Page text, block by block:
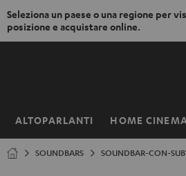
Seleziona un paese o una regione per
posizione e acquistare online.
ALTOPARLANTI HOME
Pagina
SOUNDBARS SOUNDBAR-CON-